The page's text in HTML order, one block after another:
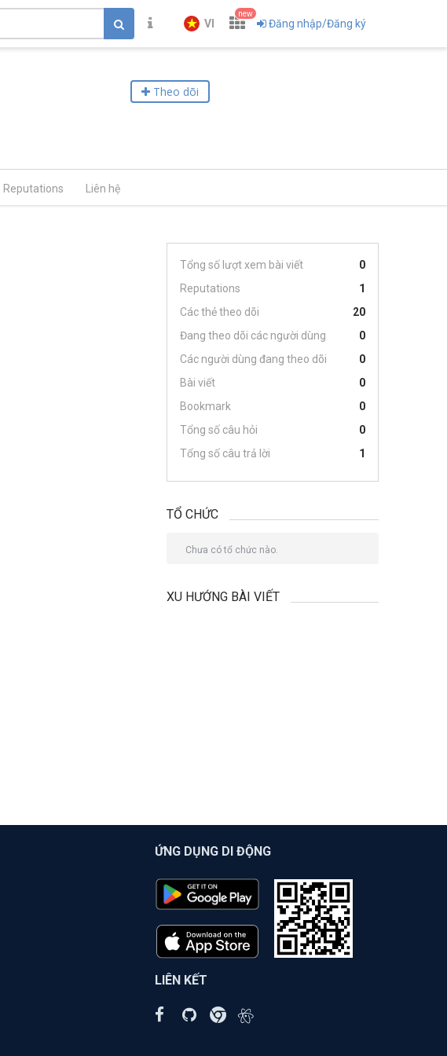
VI
new
Đăng nhập/Đăng ký
Theo dõi
Reputations Liên hệ
Tổng số lượt xem bài viết
0
Reputations
1
Các thẻ theo dõi
20
Đang theo dõi các người dùng
0
Các người dùng đang theo dõi
0
Bài viết
0
Bookmark
0
Tổng số câu hỏi
0
Tổng số câu trả lời
1
TỔ CHỨC
Chưa có tổ chức nào.
XU HƯỚNG BÀI VIẾT
ỨNG DỤNG DI ĐỘNG
LIÊN KẾT